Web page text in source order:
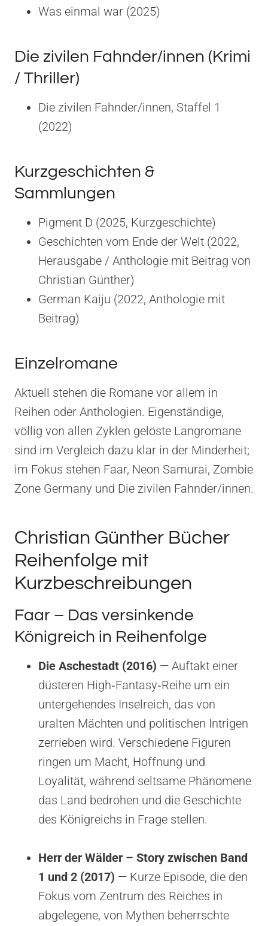
Was einmal war (2025)
Die zivilen Fahnder/innen (Krimi
/ Thriller)
Die zivilen Fahnder/innen, Staffel 1
(2022)
Kurzgeschichten &
Sammlungen
Pigment D (2025, Kurzgeschichte)
Geschichten vom Ende der Welt (2022,
Herausgabe / Anthologie mit Beitrag von
Christian Günther)
German Kaiju (2022, Anthologie mit
Beitrag)
Einzelromane
Aktuell stehen die Romane vor allem in
Reihen oder Anthologien. Eigenständige,
völlig von allen Zyklen gelöste Langromane
sind im Vergleich dazu klar in der Minderheit;
im Fokus stehen Faar, Neon Samurai, Zombie
Zone Germany und Die zivilen Fahnder/innen.
Christian Günther Bücher
Reihenfolge mit
Kurzbeschreibungen
Faar – Das versinkende
Königreich in Reihenfolge
Die Aschestadt (2016) — Auftakt einer
düsteren High‑Fantasy‑Reihe um ein
untergehendes Inselreich, das von
uralten Mächten und politischen Intrigen
zerrieben wird. Verschiedene Figuren
ringen um Macht, Hoffnung und
Loyalität, während seltsame Phänomene
das Land bedrohen und die Geschichte
des Königreichs in Frage stellen.
Herr der Wälder – Story zwischen Band
1 und 2 (2017) — Kurze Episode, die den
Fokus vom Zentrum des Reiches in
abgelegene, von Mythen beherrschte